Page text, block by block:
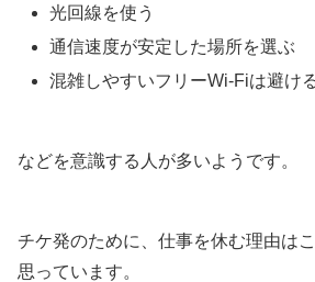
光回線を使う
通信速度が安定した場所を選ぶ
混雑しやすいフリーWi-Fiは避け
などを意識する人が多いようです。
チケ発のために、仕事を休む理由は
思っています。